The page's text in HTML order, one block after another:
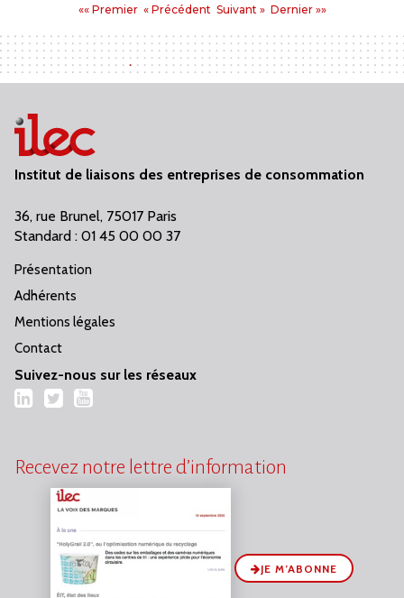
«« PremierPremier
« PrécédentPrécédent
Suivant
Suivant » Dernier
Dernier »»
Institut de liaisons des entreprises de consommation
36, rue Brunel, 75017 Paris
Standard : 01 45 00 00 37
Présentation
Adhérents
Mentions légales
Contact
Suivez-nous sur les réseaux
LinkedIn
TwitterYouTube
Recevez notre lettre d’information
JE M’ABONNE